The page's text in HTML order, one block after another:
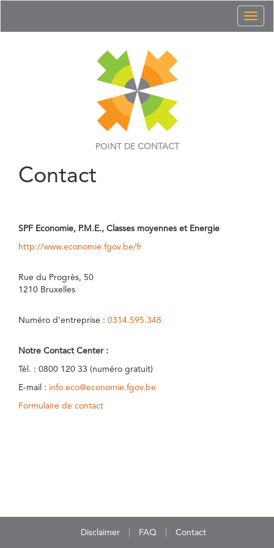
POINT DE CONTACT
Contact
SPF Economie, P.M.E., Classes moyennes et Energie
http://www.economie.fgov.be/fr
Rue du Progrès, 50
1210 Bruxelles
Numéro d’entreprise : 0314.595.348
Notre Contact Center :
Tél. : 0800 120 33 (numéro gratuit)
E-mail : info.eco@economie.fgov.be
Formulaire de contact
Disclaimer FAQ Contact